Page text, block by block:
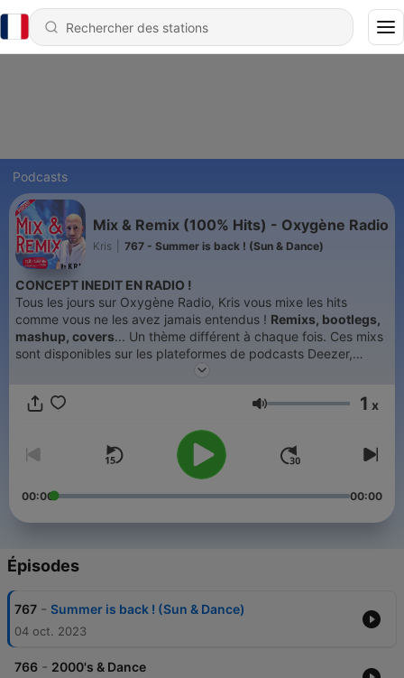
Podcasts
Mix & Remix (100% Hits) - Oxygène Radio
Kris 767 - Summer is back ! (Sun & Dance)
CONCEPT INEDIT EN RADIO !
Tous les jours sur Oxygène Radio, Kris vous mixe les hits
comme vous ne les avez jamais entendus ! Remixs, bootlegs,
mashup, covers... Un thème différent à chaque fois. Ces mixs
sont disponibles sur les plateformes de podcasts Deezer,
Amazon Music, Apple et Youtube... ainsi que Radio Player.
(Angers, Haut Anjou, Laval en FM et Nantes, Angers, Cholet,
Volume 1 x
00:00 00:00
Épisodes
767 - Summer is back ! (Sun & Dance)
04 oct. 2023
766 - 2000's & Dance